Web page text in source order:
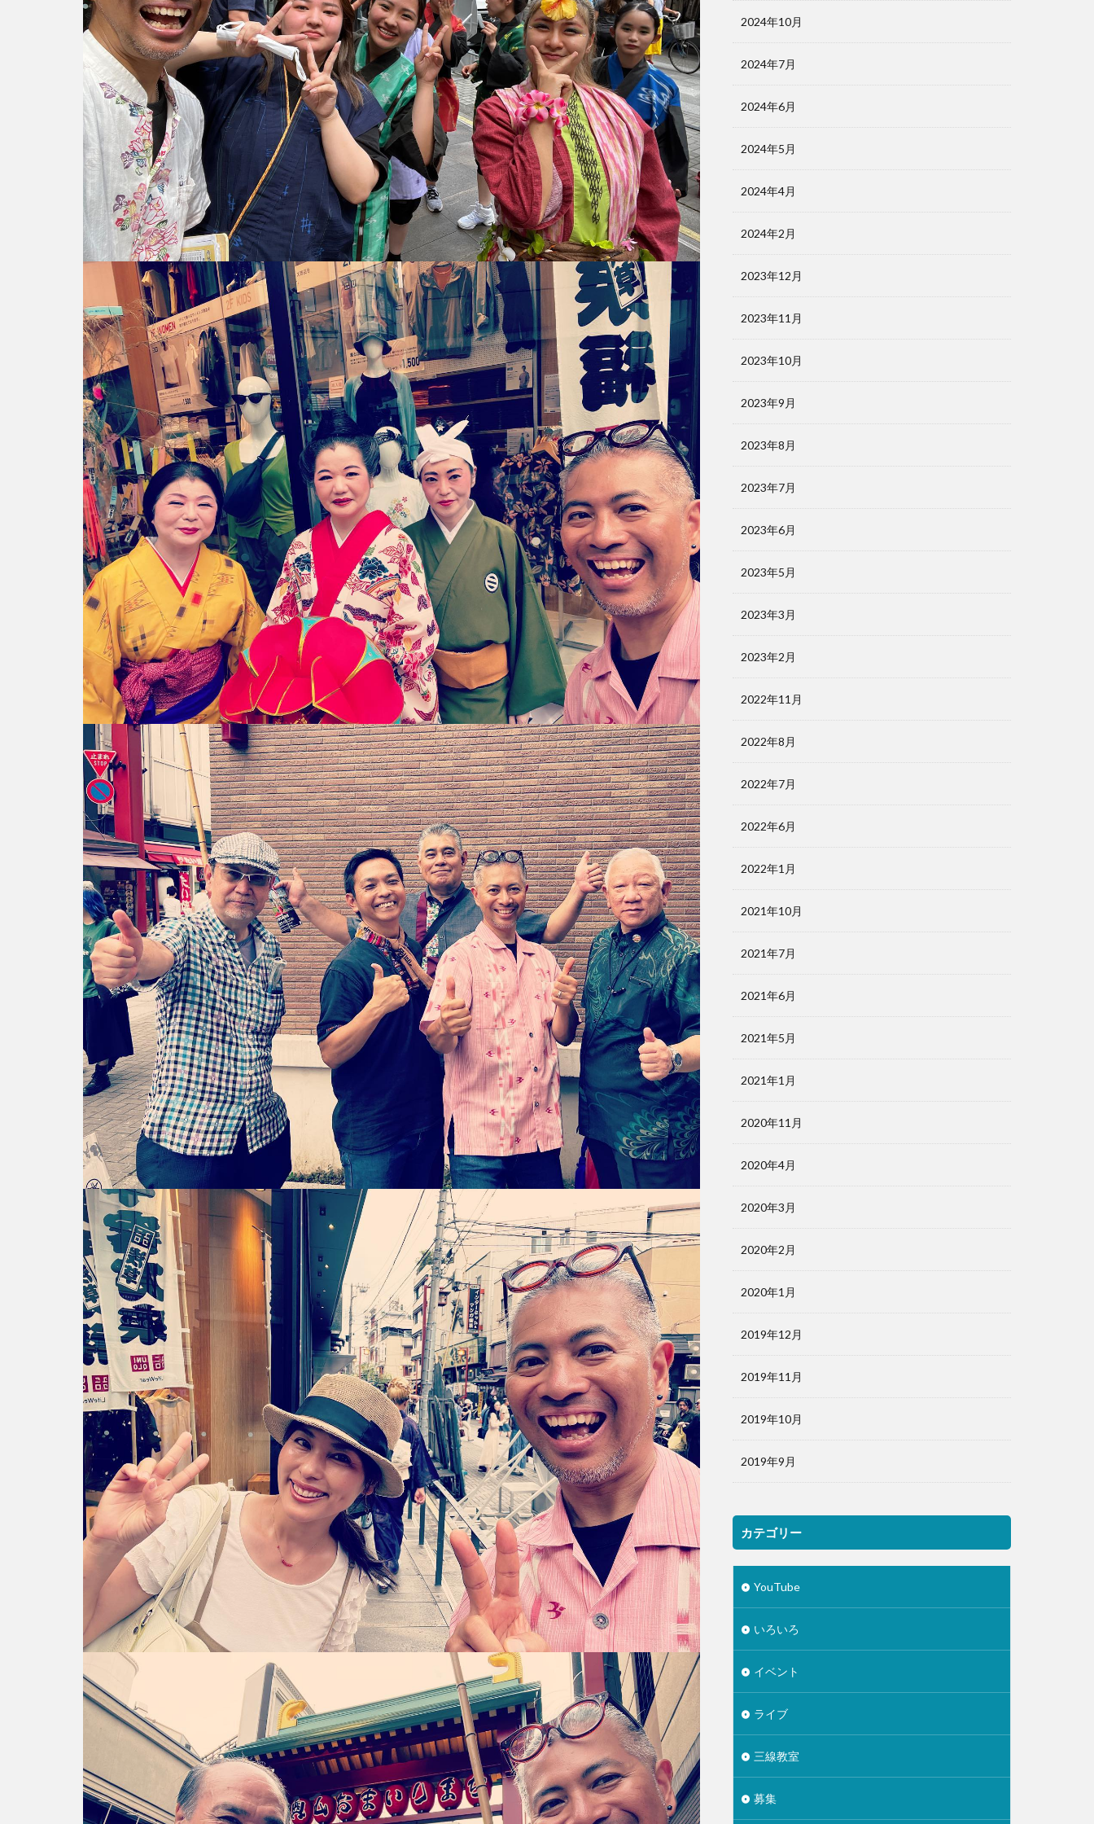
2024年10月
2024年7月
2024年6月
2024年5月
2024年4月
2024年2月
2023年12月
2023年11月
2023年10月
2023年9月
2023年8月
2023年7月
2023年6月
2023年5月
2023年3月
2023年2月
2022年11月
2022年8月
2022年7月
2022年6月
2022年1月
2021年10月
2021年7月
2021年6月
2021年5月
2021年1月
2020年11月
2020年4月
2020年3月
2020年2月
2020年1月
2019年12月
2019年11月
2019年10月
2019年9月
カテゴリー
YouTube
いろいろ
イベント
ライブ
三線教室
募集